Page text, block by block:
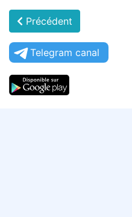
Précédent
Telegram canal